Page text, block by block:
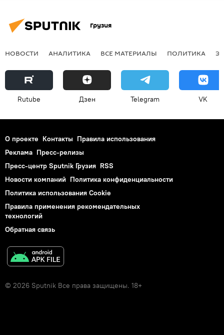
Грузия
НОВОСТИ АНАЛИТИКА ВСЕ МАТЕРИАЛЫ ПОЛИТИКА
Rutube Дзен Telegram VK
О проекте Контакты Правила использования
Реклама Пресс-релизы
Пресс-центр Sputnik Грузия RSS
Новости компаний Политика конфиденциальности
Политика использования Cookie
Правила применения рекомендательных
технологий
Обратная связь
© 2026 Sputnik Все права защищены. 18+